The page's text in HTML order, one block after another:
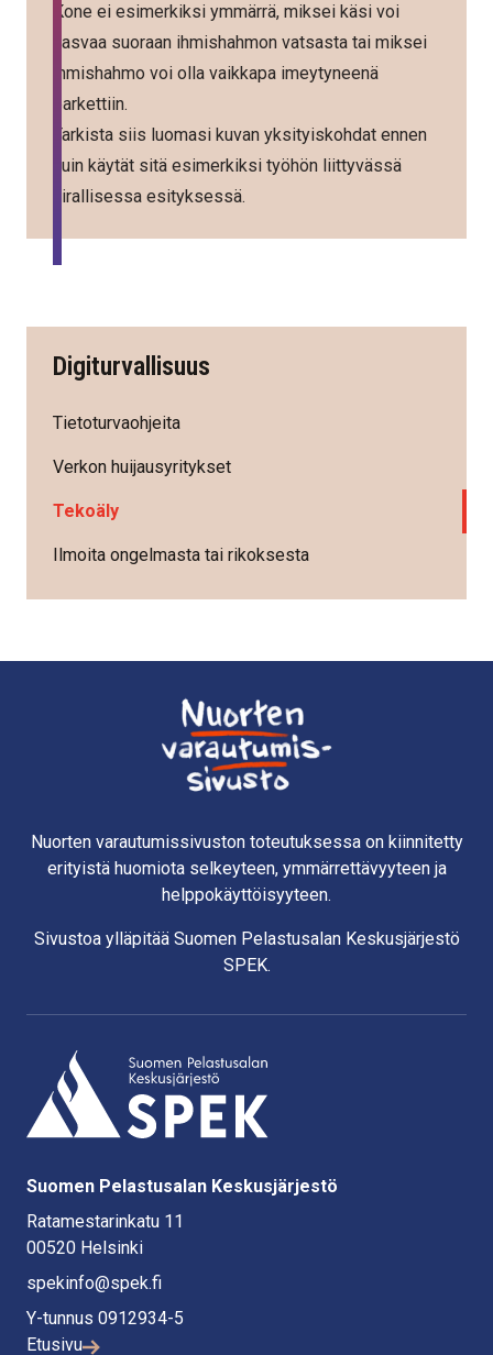
Kone ei esimerkiksi ymmärrä, miksei käsi voi
kasvaa suoraan ihmishahmon vatsasta tai miksei
ihmishahmo voi olla vaikkapa imeytyneenä
parkettiin.
Tarkista siis luomasi kuvan yksityiskohdat ennen
kuin käytät sitä esimerkiksi työhön liittyvässä
virallisessa esityksessä.
Digiturvallisuus
Tietoturvaohjeita
Verkon huijausyritykset
Tekoäly
Ilmoita ongelmasta tai rikoksesta
Nuorten varautumissivuston toteutuksessa on kiinnitetty
erityistä huomiota selkeyteen, ymmärrettävyyteen ja
helppokäyttöisyyteen.
Sivustoa ylläpitää Suomen Pelastusalan Keskusjärjestö
SPEK.
Suomen Pelastusalan Keskusjärjestö
Ratamestarinkatu 11
00520 Helsinki
spekinfo@spek.fi
Y-tunnus 0912934-5
Etusivu